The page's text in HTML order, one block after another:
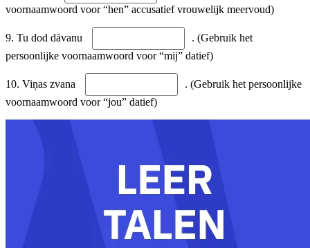
voornaamwoord voor “hen” accusatief vrouwelijk meervoud)
9. Tu dod dāvanu
. (Gebruik het
persoonlijke voornaamwoord voor “mij” datief)
10. Viņas zvana
. (Gebruik het persoonlijke
voornaamwoord voor “jou” datief)